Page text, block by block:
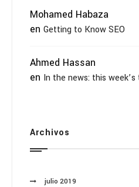
Mohamed Habaza
en Getting to Know SEO
Ahmed Hassan
en In the news: this
Archivos
julio 2019